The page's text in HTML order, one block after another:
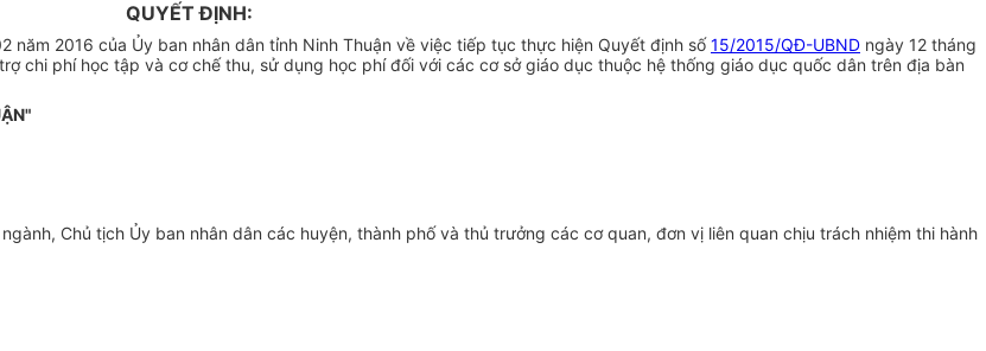
QUYẾT ĐỊNH:
năm 2016 của Ủy ban nhân dân tỉnh Ninh Thuận về việc tiếp tục thực hiện Quyết định số15/2015/QĐ-UBND ngày 12 tháng
chi phí học tập và cơ chế thu, sử dụng học phí đối với các cơ sở giáo dục thuộc hệ thống giáo dục quốc dân trên địa bàn
Chủ tịch Ủy ban nhân dân các huyện, thành phố và thủ trưởng các cơ quan, đơn vị liên quan chịu trách nhiệm thi hành